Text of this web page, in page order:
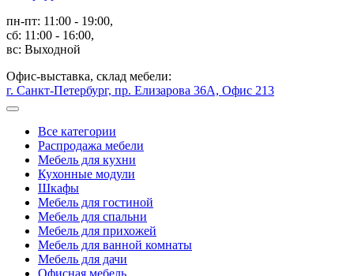
пн-пт: 11:00 - 19:00,
сб: 11:00 - 16:00,
вс: Выходной
Офис-выставка, склад мебели:
г. Санкт-Петербург, пр. Елизарова 36А, Офис 213
Все категории
Распродажа мебели
Мебель для кухни
Кухонные модули
Шкафы
Мебель для гостиной
Мебель для спальни
Мебель для прихожей
Мебель для ванной комнаты
Мебель для дачи
Офисная мебель